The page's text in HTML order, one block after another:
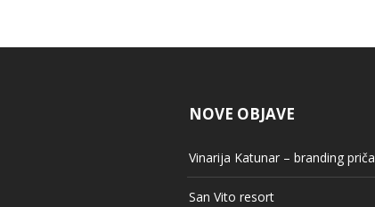
NOVE OBJAVE
Vinarija Katunar – branding priča
San Vito resort